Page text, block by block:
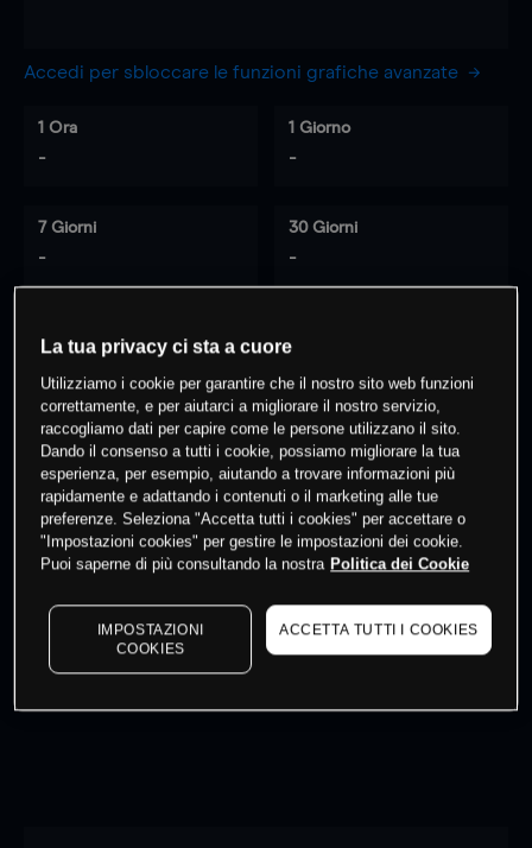
Accedi per sbloccare le funzioni grafiche avanzate
1 Ora
-
1 Giorno
-
7 Giorni
-
30 Giorni
-
0 % dei clienti hanno posizioni
questo prodotto
Fai trading
I prezzi sono solo indicativi. Accediper vedere gli ultimi
dati di mercato
to see latest market data
La tua privacy ci sta a cuore
Utilizziamo i cookie per garantire che il nostro sito web funzioni
correttamente, e per aiutarci a migliorare il nostro servizio,
raccogliamo dati per capire come le persone utilizzano il sito.
Dando il consenso a tutti i cookie, possiamo migliorare la tua
esperienza, per esempio, aiutando a trovare informazioni più
rapidamente e adattando i contenuti o il marketing alle tue
preferenze. Seleziona "Accetta tutti i cookies" per accettare o
"Impostazioni cookies" per gestire le impostazioni dei cookie.
Puoi saperne di più consultando la nostra Politica dei Cookie
IMPOSTAZIONI
COOKIES
ACCETTA TUTTI I COOKIES